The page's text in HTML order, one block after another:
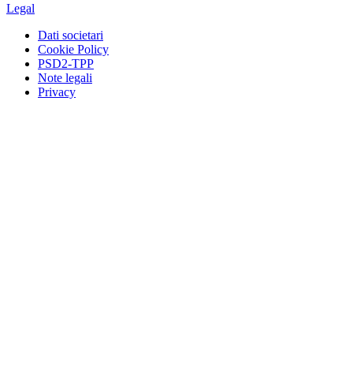
Legal
Dati societari
Cookie Policy
PSD2-TPP
Note legali
Privacy